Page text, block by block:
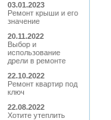
03.01.2023
Ремонт крыши и его
значение
20.11.2022
Выбор и
использование
дрели в ремонте
22.10.2022
Ремонт квартир под
ключ
22.08.2022
Хотите утеплить